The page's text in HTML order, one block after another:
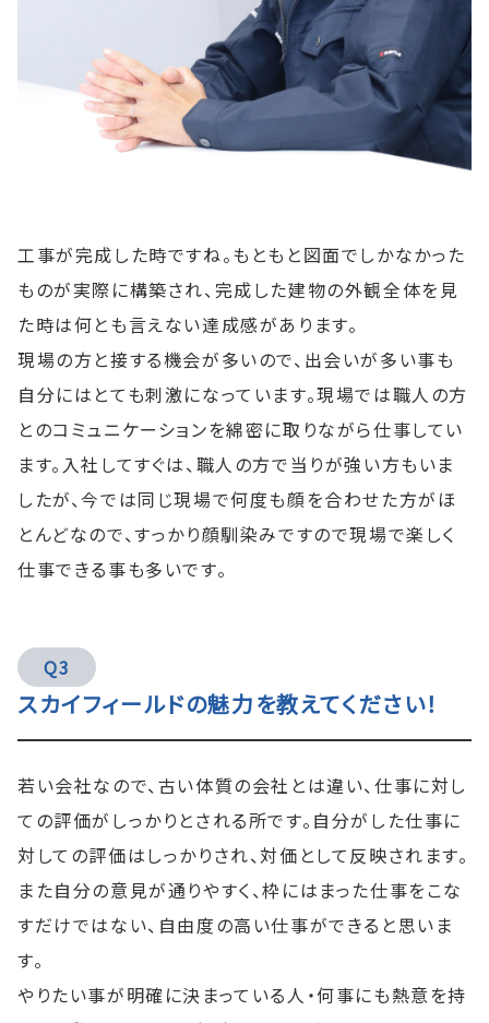
工事が完成した時ですね。もともと図面でしかなかった
ものが実際に構築され、完成した建物の外観全体を見
た時は何とも言えない達成感があります。
現場の方と接する機会が多いので、出会いが多い事も
自分にはとても刺激になっています。現場では職人の方
とのコミュニケーションを綿密に取りながら仕事してい
ます。入社してすぐは、職人の方で当りが強い方もいま
したが、今では同じ現場で何度も顔を合わせた方がほ
とんどなので、すっかり顔馴染みですので現場で楽しく
仕事できる事も多いです。
Q3
スカイフィールドの魅力を教えてください！
若い会社なので、古い体質の会社とは違い、仕事に対し
ての評価がしっかりとされる所です。自分がした仕事に
対しての評価はしっかりされ、対価として反映されます。
また自分の意見が通りやすく、枠にはまった仕事をこな
すだけではない、自由度の高い仕事ができると思いま
す。
やりたい事が明確に決まっている人・何事にも熱意を持